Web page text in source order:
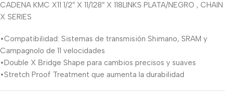
CADENA KMC X11 1/2″ X 11/128″ X 118LINKS PLATA/NEGRO , CHAIN
X SERIES
•Compatibilidad: Sistemas de transmisión Shimano, SRAM y
Campagnolo de 11 velocidades
•Double X Bridge Shape para cambios precisos y suaves
•Stretch Proof Treatment que aumenta la durabilidad